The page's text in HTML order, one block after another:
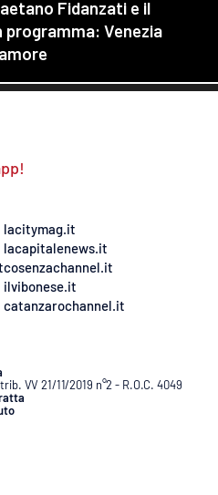
lacitymag.it
lacapitalenews.it
cosenzachannel.it
ilvibonese.it
catanzarochannel.it
VV 21/11/2019 n°2 - R.O.C. 4049